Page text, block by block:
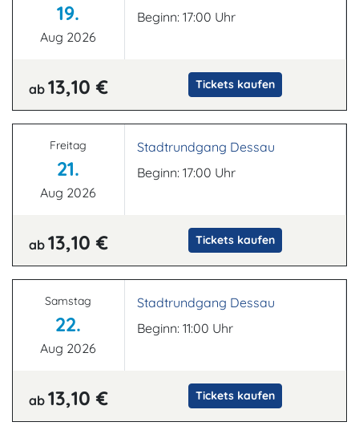
19.
Aug 2026
Beginn: 17:00 Uhr
ab 13,10 € Tickets kaufen
Freitag
21.
Aug 2026
Stadtrundgang Dessau
Beginn: 17:00 Uhr
ab 13,10 € Tickets kaufen
Samstag
22.
Aug 2026
Stadtrundgang Dessau
Beginn: 11:00 Uhr
ab 13,10 € Tickets kaufen